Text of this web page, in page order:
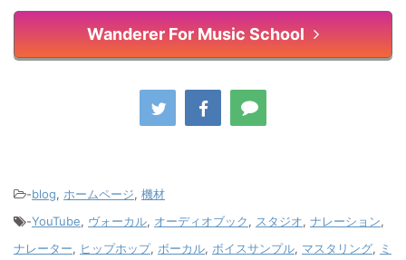
Wanderer For Music School
-blog, ホームページ, 機材
-YouTube, ヴォーカル, オーディオブック, スタジオ, ナレーション,
ナレーター, ヒップホップ, ボーカル, ボイスサンプル, マスタリング, ミ